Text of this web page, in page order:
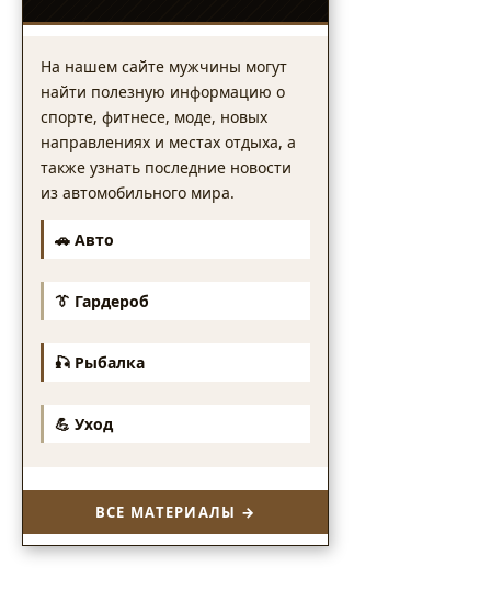
На нашем сайте мужчины могут
найти полезную информацию о
спорте, фитнесе, моде, новых
направлениях и местах отдыха, а
также узнать последние новости
из автомобильного мира.
🚗 Авто
👔 Гардероб
🎣 Рыбалка
💪 Уход
ВСЕ МАТЕРИАЛЫ →